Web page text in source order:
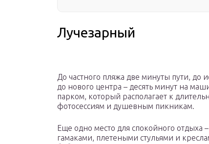
Лучезарный
До частного пляжа две минуты пути, до
до нового центра – десять минут на
парком, который располагает к
фотосессиям и душевным пикникам.
Еще одно место для спокойного отдыха
гамаками, плетеными стульями и